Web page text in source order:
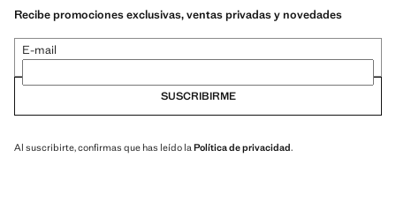
Recibe promociones exclusivas, ventas privadas y novedades
E-mail
SUSCRIBIRME
Al suscribirte, confirmas que has leído laPolítica de privacidad.